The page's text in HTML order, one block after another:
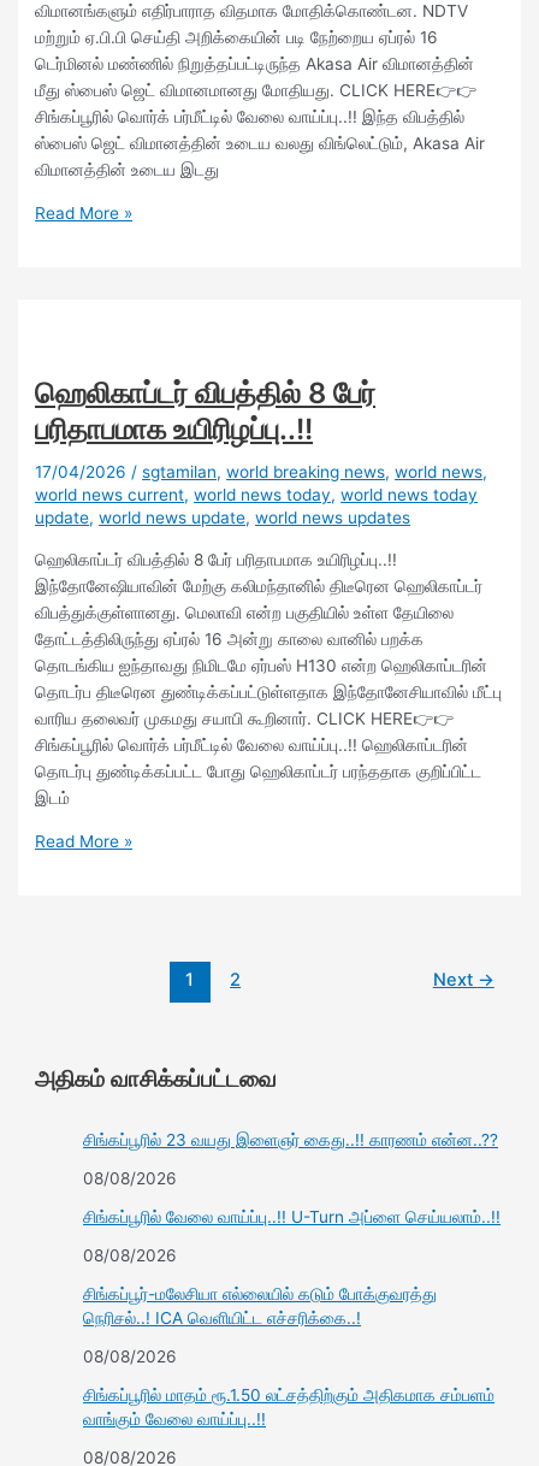
விமானங்களும் எதிர்பாராத விதமாக மோதிக்கொண்டன. NDTV
மற்றும் ஏ.பி.பி செய்தி அறிக்கையின் படி நேற்றைய ஏப்ரல் 16
டெர்மினல் மண்ணில் நிறுத்தப்பட்டிருந்த Akasa Air விமானத்தின்
மீது ஸ்பைஸ் ஜெட் விமானமானது மோதியது. CLICK HERE👉👉
சிங்கப்பூரில் வொர்க் பர்மீட்டில் வேலை வாய்ப்பு..!! இந்த விபத்தில்
ஸ்பைஸ் ஜெட் விமானத்தின் உடைய வலது விங்லெட்டும், Akasa Air
விமானத்தின் உடைய இடது
Read More »
ஹெலிகாப்டர் விபத்தில் 8 பேர்
பரிதாபமாக உயிரிழப்பு..!!
17/04/2026/sgtamilan,world breaking news,world news,
world news current,world news today,world news today
update,world news update,world news updates
ஹெலிகாப்டர் விபத்தில் 8 பேர் பரிதாபமாக உயிரிழப்பு..!!
இந்தோனேஷியாவின் மேற்கு கலிமந்தானில் திடீரென ஹெலிகாப்டர்
விபத்துக்குள்ளானது. மெலாவி என்ற பகுதியில் உள்ள தேயிலை
தோட்டத்திலிருந்து ஏப்ரல் 16 அன்று காலை வானில் பறக்க
தொடங்கிய ஐந்தாவது நிமிடமே ஏர்பஸ் H130 என்ற ஹெலிகாப்டரின்
தொடர்ப திடீரென துண்டிக்கப்பட்டுள்ளதாக இந்தோனேசியாவில் மீட்பு
வாரிய தலைவர் முகமது சயாபி கூறினார். CLICK HERE👉👉
சிங்கப்பூரில் வொர்க் பர்மீட்டில் வேலை வாய்ப்பு..!! ஹெலிகாப்டரின்
தொடர்பு துண்டிக்கப்பட்ட போது ஹெலிகாப்டர் பரந்ததாக குறிப்பிட்ட
இடம்
Read More »
1 2 Next →
அதிகம் வாசிக்கப்பட்டவை
சிங்கப்பூரில் 23 வயது இளைஞர் கைது..!! காரணம் என்ன..??
08/08/2026
சிங்கப்பூரில் வேலை வாய்ப்பு..!! U-Turn அப்ளை செய்யலாம்..!!
08/08/2026
சிங்கப்பூர்-மலேசியா எல்லையில் கடும் போக்குவரத்து
நெரிசல்..! ICA வெளியிட்ட எச்சரிக்கை..!
08/08/2026
சிங்கப்பூரில் மாதம் ரூ.1.50 லட்சத்திற்கும் அதிகமாக சம்பளம்
வாங்கும் வேலை வாய்ப்பு..!!
08/08/2026